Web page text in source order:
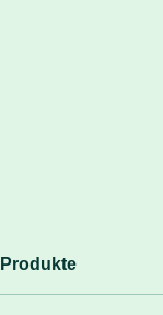
Produkte